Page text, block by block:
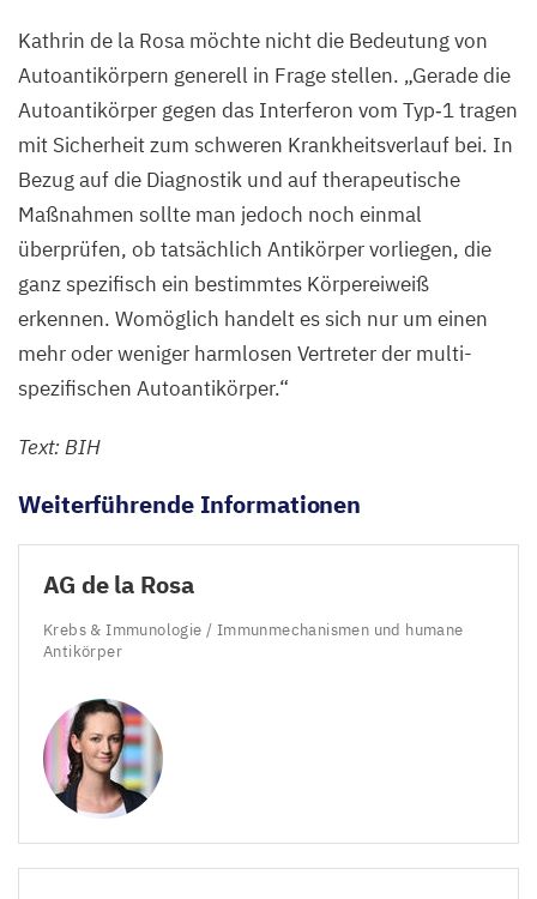
Kathrin de la Rosa möchte nicht die Bedeutung von
Autoantikörpern generell in Frage stellen. „Gerade die
Autoantikörper gegen das Interferon vom Typ‑1tragen
mit Sicherheit zum schweren Krankheitsverlauf bei. In
Bezug auf die Diagnostik und auf therapeutische
Maßnahmen sollte man jedoch noch einmal
überprüfen, ob tatsächlich Antikörper vorliegen, die
ganz spezifisch ein bestimmtes Körpereiweiß
erkennen. Womöglich handelt es sich nur um einen
mehr oder weniger harmlosen Vertreter der multi-
spezifischen Autoantikörper.“
Text:BIH
Weiterführende Informationen
AG de la Rosa
Krebs & Immunologie / Immunmechanismen und humane
Antikörper